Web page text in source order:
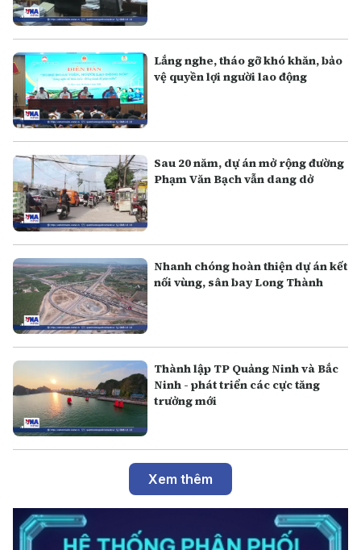
Lắng nghe, tháo gỡ khó khăn, bảo
vệ quyền lợi người lao động
Sau 20 năm, dự án mở rộng đường
Phạm Văn Bạch vẫn dang dở
Nhanh chóng hoàn thiện dự án kết
nối vùng, sân bay Long Thành
Thành lập TP Quảng Ninh và Bắc
Ninh - phát triển các cực tăng
trưởng mới
Xem thêm